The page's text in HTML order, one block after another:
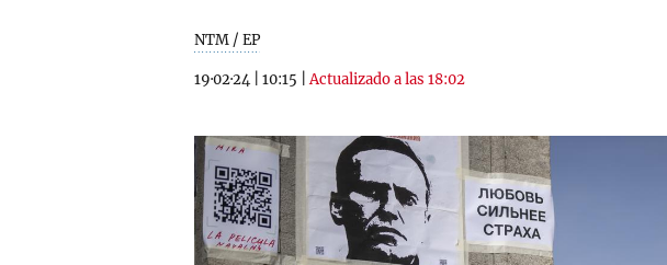
NTM / EP
19·02·24 10:15 |Actualizado a las 18:02